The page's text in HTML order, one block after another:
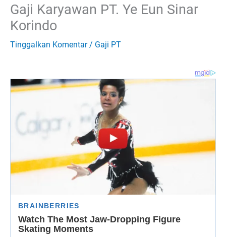
Gaji Karyawan PT. Ye Eun Sinar
Korindo
Tinggalkan Komentar / Gaji PT